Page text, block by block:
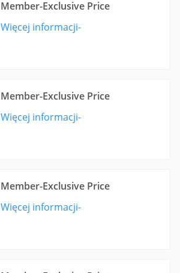
Member-Exclusive Price
Więcej informacji-
Member-Exclusive Price
Więcej informacji-
Member-Exclusive Price
Więcej informacji-